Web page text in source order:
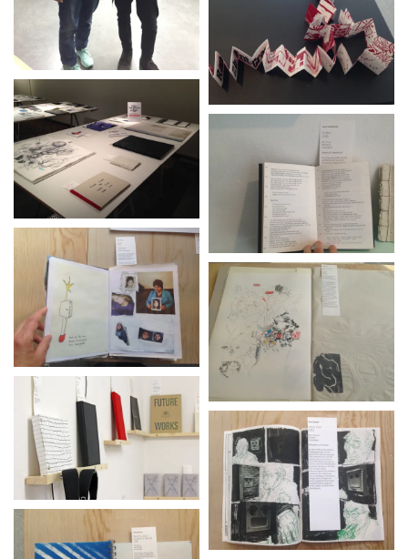
Paskeviciute, Rima Radhakrishnan, Mari Lena
Rapprich, Lisa Rein, Jörg Riechardt, Anna Rupp, Riika
Saarinen, Neele Sakautzky, Stephan Thierbach, Zoe
Dittrich-Wamser, Linham Yu, Anastasia
Zeller, Annahita Zielonka
TeilnehmerInnen Royal College of Art, London:
Wuo-Gean Ho, Kristina Chan, Evy Jokhova, Serena
Korda, Leonie Lachlan, Yuko Obe, Carol Wilhide-
Justin, George Yarker, RCA Printmaking Department,
graduation group 2011, 2013, 2014
TeilnehmerInnen Royal Institute of Art, Stockholm:
Sara Appelgren, Kenny Bengtsson, Jasmin
Daryani, Björn Engberg, Eva-Teréz Gölin, Anna
Henriksson, Svante Larsson, Annika Thörn
Legzdins, Katarina Lundgren, Bernadette
Wohlbring, Hendrik Zeitler
TeilnehmerInnen Universität für angewandte Kunst
Wien:
Eva Allemann, Nora Eckhart, Lara Erel, Daniel Fonatti,
Gregor Fuchs, Julia Geissler & Magdalena Kreinecker, Jari
Genser, Pauline Jocher, Janos Mohacsi, Antonio Neto,
Nils Peter, Daniel Pfauth, Astrid Rothaug, Louis Szapary,